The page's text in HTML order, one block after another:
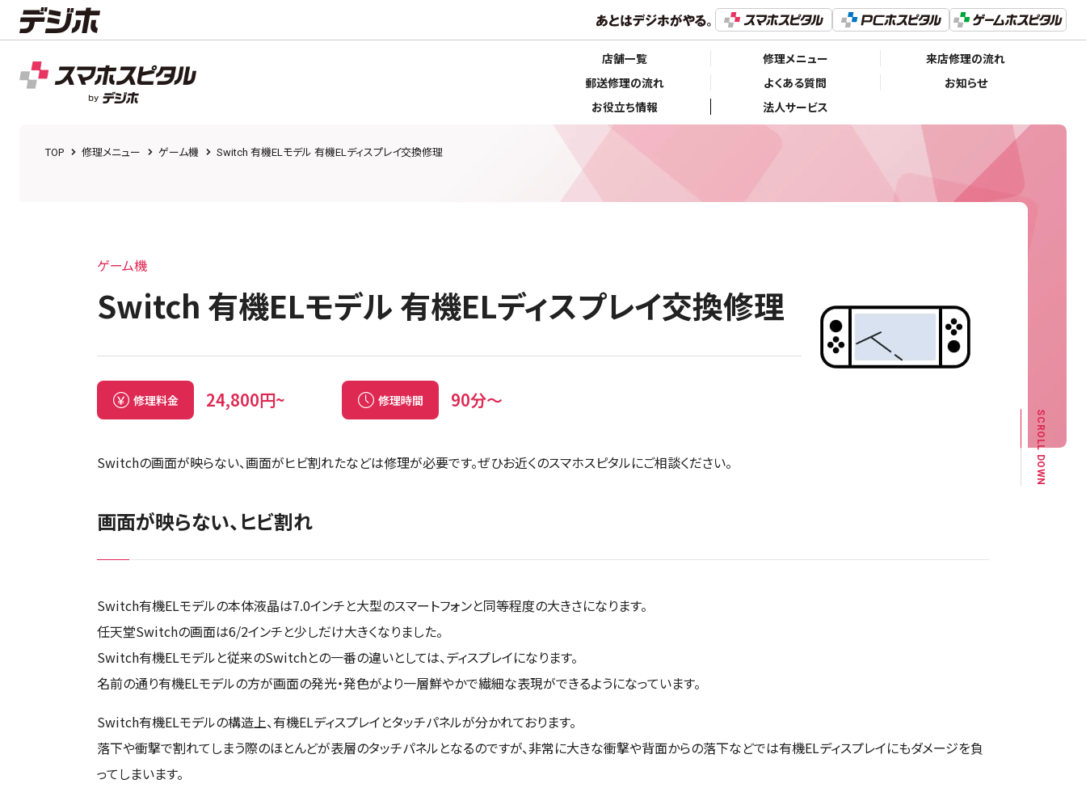
店舗一覧 修理メニュー
来店修理の流れ
郵送修理の流れ
よくある質問
お知らせ
お役立ち情報
法人サービス
TOP 修理メニュー ゲーム機 Switch 有機ELモデル 有機ELディスプレイ交換修理
SCROLL DOWN
ゲーム機
Switch 有機ELモデル 有機ELディスプレイ交換修理
修理料金 24,800円~ 修理時間 90分〜
Switchの画面が映らない、画面がヒビ割れたなどは修理が必要です。ぜひお近くのスマホスピタルにご相談ください。
画面が映らない、ヒビ割れ
Switch有機ELモデルの本体液晶は7.0インチと大型のスマートフォンと同等程度の大きさになります。
任天堂Switchの画面は6/2インチと少しだけ大きくなりました。
Switch有機ELモデルと従来のSwitchとの一番の違いとしては、ディスプレイになります。
名前の通り有機ELモデルの方が画面の発光・発色がより一層鮮やかで繊細な表現ができるようになっています。
Switch有機ELモデルの構造上、有機ELディスプレイとタッチパネルが分かれております。
落下や衝撃で割れてしまう際のほとんどが表層のタッチパネルとなるのですが、非常に大きな衝撃や背面からの落下などでは有機ELディスプレイにもダメージを負
ってしまいます。